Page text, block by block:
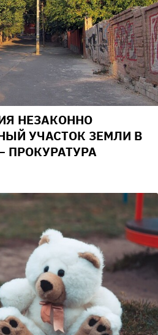
НЕЗАКОННО
УЧАСТОК ЗЕМЛИ В
ПРОКУРАТУРА